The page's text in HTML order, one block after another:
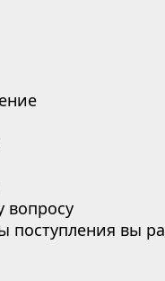
вопросу
поступления вы